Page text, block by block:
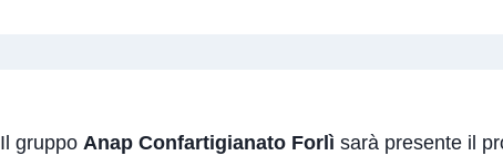
Il gruppo Anap Confartigianato Forlì sarà presente il